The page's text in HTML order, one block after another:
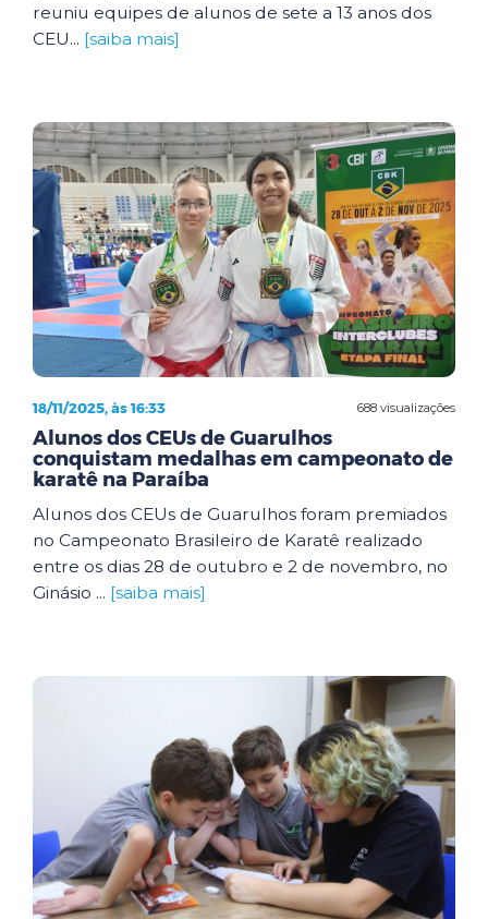
reuniu equipes de alunos de sete a 13 anos dos
CEU... [saiba mais]
688 visualizações
18/11/2025, às 16:33
Alunos dos CEUs de Guarulhos
conquistam medalhas em campeonato de
karatê na Paraíba
Alunos dos CEUs de Guarulhos foram premiados
no Campeonato Brasileiro de Karatê realizado
entre os dias 28 de outubro e 2 de novembro, no
Ginásio ... [saiba mais]